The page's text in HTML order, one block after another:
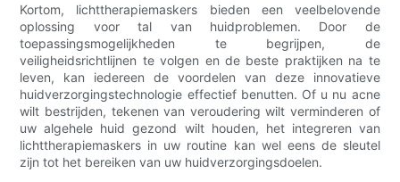
Kortom, lichttherapiemaskers bieden een veelbelovende
oplossing voor tal van huidproblemen. Door de
toepassingsmogelijkheden te begrijpen, de
veiligheidsrichtlijnen te volgen en de beste praktijken na te
leven, kan iedereen de voordelen van deze innovatieve
huidverzorgingstechnologie effectief benutten. Of u nu acne
wilt bestrijden, tekenen van veroudering wilt verminderen of
uw algehele huid gezond wilt houden, het integreren van
lichttherapiemaskers in uw routine kan wel eens de sleutel
zijn tot het bereiken van uw huidverzorgingsdoelen.